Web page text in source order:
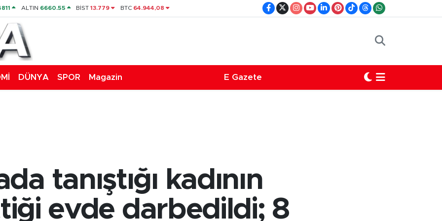
ALTIN 6660.55 BİST13.779 BTC 64.944,08
DÜNYA SPOR Magazin E Gazete
tanıştığı kadının
evde darbedildi; 8